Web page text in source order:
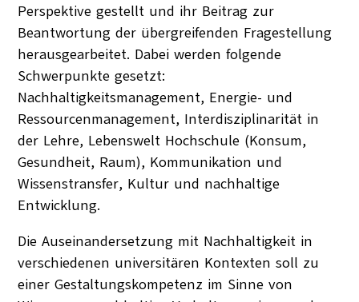
Perspektive gestellt und ihr Beitrag zur
Beantwortung der übergreifenden Fragestellung
herausgearbeitet. Dabei werden folgende
Schwerpunkte gesetzt:
Nachhaltigkeitsmanagement, Energie- und
Ressourcenmanagement, Interdisziplinarität in
der Lehre, Lebenswelt Hochschule (Konsum,
Gesundheit, Raum), Kommunikation und
Wissenstransfer, Kultur und nachhaltige
Entwicklung.
Die Auseinandersetzung mit Nachhaltigkeit in
verschiedenen universitären Kontexten soll zu
einer Gestaltungskompetenz im Sinne von